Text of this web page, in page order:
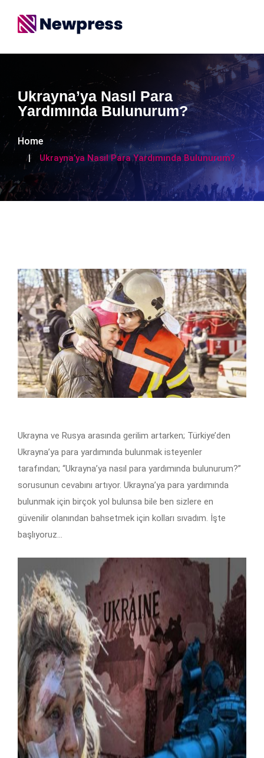
Ukrayna’ya Nasıl Para
Yardımında Bulunurum?
Home
Ukrayna’ya Nasıl Para Yardımında Bulunurum?
Ukrayna ve Rusya arasında gerilim artarken; Türkiye’den
Ukrayna’ya para yardımında bulunmak isteyenler
tarafından; “Ukrayna’ya nasıl para yardımında bulunurum?”
sorusunun cevabını artıyor. Ukrayna’ya para yardımında
bulunmak için birçok yol bulunsa bile ben sizlere en
güvenilir olanından bahsetmek için kolları sıvadım. İşte
başlıyoruz…